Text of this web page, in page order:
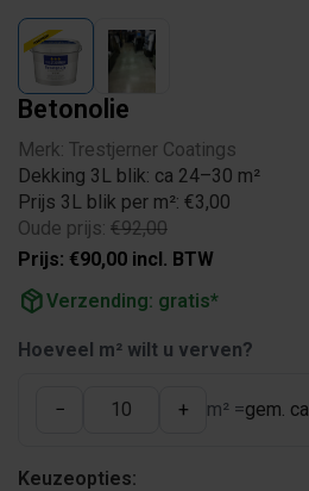
Betonolie
Merk: Trestjerner Coatings
Dekking 3L blik: ca 24–30 m²
Prijs 3L blik per m²: €3,00
Oude prijs: €92,00
Prijs: €90,00 incl. BTW
package_2Verzending: gratis*
Hoeveel m² wilt u verven?
− + m² =gem. ca.
Keuzeopties: